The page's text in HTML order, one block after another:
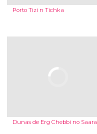
Porto Tizi n Tichka
Dunas de Erg Chebbi no Saara